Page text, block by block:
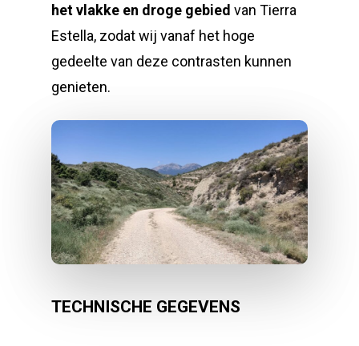
het vlakke en droge gebied van Tierra
Estella, zodat wij vanaf het hoge
gedeelte van deze contrasten kunnen
genieten.
TECHNISCHE GEGEVENS